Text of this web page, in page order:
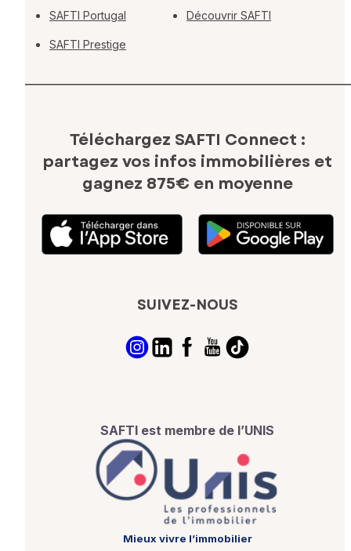
SAFTI Portugal
SAFTI Prestige
Découvrir SAFTI
Téléchargez SAFTI Connect :
partagez vos infos immobilières et
gagnez 875€ en moyenne
SUIVEZ-NOUS
SAFTI est membre de l’UNIS
Mieux vivre l’immobilier